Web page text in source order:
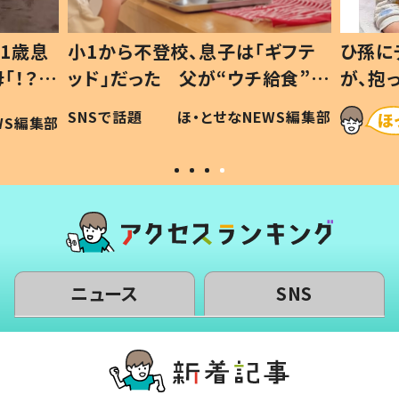
歳息
？」
編集部
小1から不登校、息子は「ギフテ
ッド」だった 父が“ウチ給食”を
作り続ける理由とは #令和の親
#令和の子
SNSで話題 ほ・とせなNEWS編集部
ひ孫
が、
「涙が
い」
ニュース SNS